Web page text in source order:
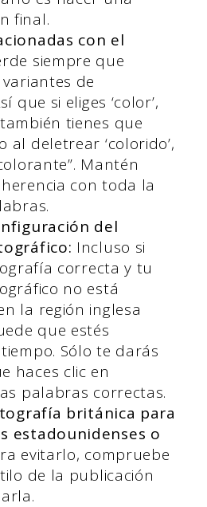
final.
con el
siempre que
de
que si eliges ‘color’,
tienes que
al deletrear ‘colorido’,
Mantén
con toda la
del
Incluso si
correcta y tu
no está
la región inglesa
que estés
Sólo te darás
haces clic en
palabras correctas.
británica para
estadounidenses o
evitarlo, compruebe
de la publicación